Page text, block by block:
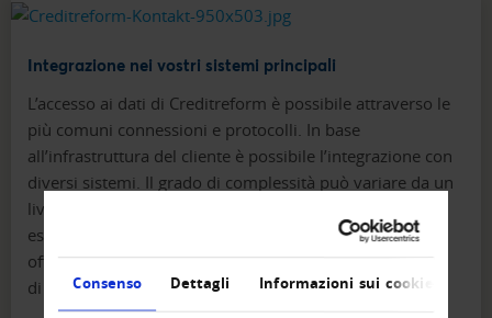
Consenso Dettagli Informazioni sui cookie
Integrazione nei vostri sistemi principali
L’accesso ai dati di Creditreform è possibile attraverso le
più comuni connessioni e protocolli. In base
all’infrastruttura del cliente è possibile l’integrazione con
diversi sistemi. Il grado di complessità può variare da un
livello basso a quello alto. Ciò permette di soddisfare le
esigenze dei clienti in modo individuale. Creditreform vi
offre non solo il sostegno tecnico, ma anche un servizio
di consulenza specifica e competente.